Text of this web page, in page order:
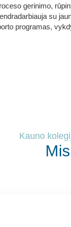
gerinimo,
su
programas,
Kauno